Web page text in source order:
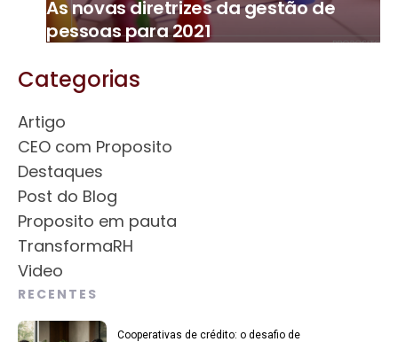
As novas diretrizes da gestão de
pessoas para 2021
Categorias
Artigo
CEO com Proposito
Destaques
Post do Blog
Proposito em pauta
TransformaRH
Video
RECENTES
Cooperativas de crédito: o desafio de